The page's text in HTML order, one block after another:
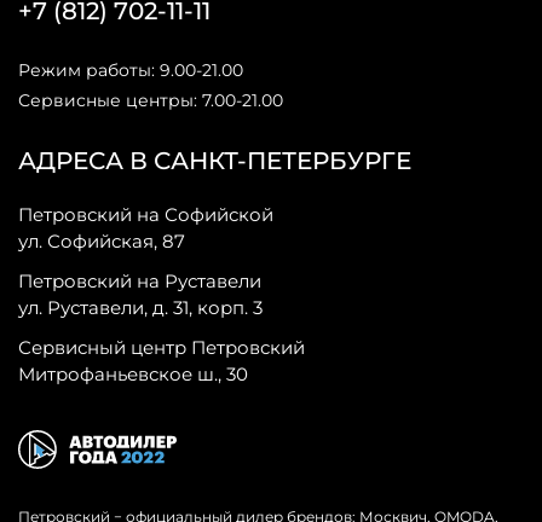
АДРЕСА В САНКТ-ПЕТЕРБУРГЕ
Петровский на Софийской
ул. Софийская, 87
Петровский на Руставели
ул. Руставели, д. 31, корп. 3
Сервисный центр Петровский
Митрофаньевское ш., 30
+7 (812) 702-11-11
Режим работы: 9.00-21.00
Сервисные центры: 7.00-21.00
Петровский − официальный дилер брендов: Москвич, OMODA,